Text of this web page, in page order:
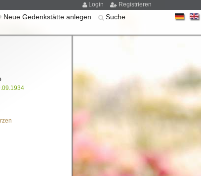
Login Registrieren
Neue Gedenkstätte anlegen Suche